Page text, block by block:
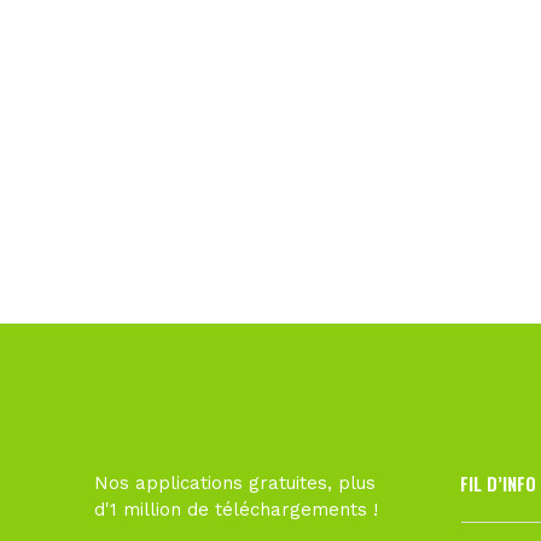
Nos applications gratuites, plus
d'1 million de téléchargements !
FIL D’INFO